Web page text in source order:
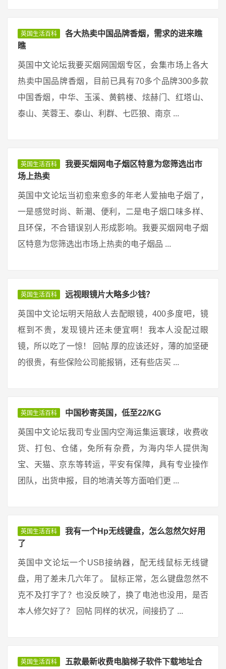
英国生活百科
各大热卖中国品牌香烟，需求的进来瞧
瞧
英国中文论坛我要买烟网国烟专区，会集市场上各大
热卖中国品牌香烟，目前已具有70多个品牌300多款
中国香烟，中华、玉溪、黄鹤楼、炫赫门、红塔山、
泰山、芙蓉王、泰山、利群、七匹狼、南京 ...
英国生活百科
我要买烟网电子烟区特意为您筛选出市
场上热卖
英国中文论坛当初愈来愈多的年老人爱抽电子烟了，
一是感觉时尚、新潮、便利，二是电子烟口味多样、
且环保，不合错误别人形成影响。我要买烟网电子烟
区特意为您筛选出市场上热卖的电子烟品 ...
英国生活百科 远视眼镜片大略多少钱？
英国中文论坛明天陪敌人去配眼镜，400多度吧，镜
框到不贵，发现镜片还未便宜啊！我本人没配过眼
镜，所以吃了一惊！ 回帖 厚的应该还好，薄的加坚硬
的很贵，有些保险公司能报销，还有些店买 ...
英国生活百科 中国秒寄英国，低至22/KG
英国中文论坛我司专业国内空海运集运寰球，收费收
货、打包、仓储，免所有杂费，为海内华人提供淘
宝、天猫、京东等转运，平安有保障，具有专业操作
团队，出货申报，目的地清关等方面咱们更 ...
英国生活百科
我有一个Hp无线键盘，怎么忽然欠好用
了
英国中文论坛一个USB接纳器，配无线鼠标无线键
盘，用了差未几六年了。 鼠标正常，怎么键盘忽然不
克不及打字了？也没反映了，换了电池也没用，是否
本人修欠好了？ 回帖 同样的状况，间接扔了 ...
英国生活百科
五款最新收费电脑梯子软件下载地址合